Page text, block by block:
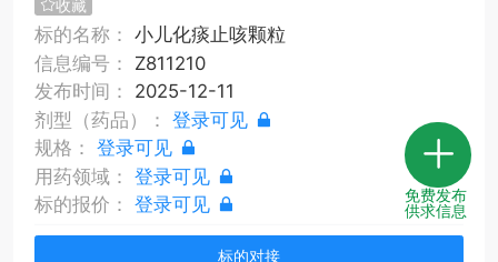
收藏
标的名称：小儿化痰止咳颗粒
信息编号： Z811210
发布时间： 2025-12-11
剂型（药品）：登录可见
规格：登录可见
用药领域：登录可见
标的报价：登录可见
标的对接
免费发布
供求信息